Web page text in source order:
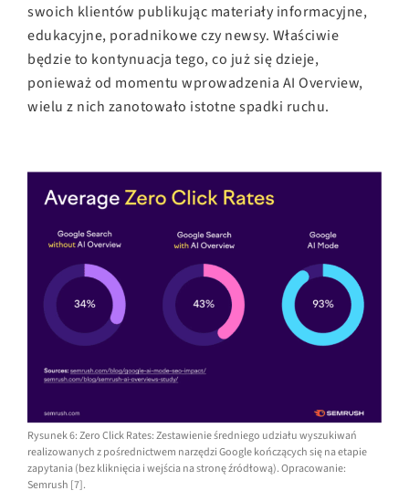
swoich klientów publikując materiały informacyjne,
edukacyjne, poradnikowe czy newsy. Właściwie
będzie to kontynuacja tego, co już się dzieje,
ponieważ od momentu wprowadzenia AI Overview,
wielu z nich zanotowało istotne spadki ruchu.
Rysunek 6: Zero Click Rates: Zestawienie średniego udziału wyszukiwań
realizowanych z pośrednictwem narzędzi Google kończących się na etapie
zapytania (bez kliknięcia i wejścia na stronę źródłową). Opracowanie:
Semrush [7].